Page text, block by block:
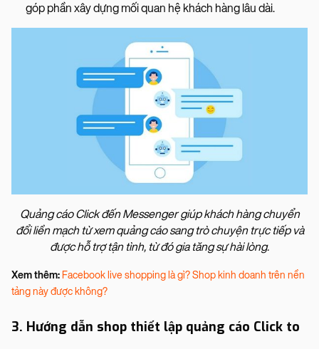
góp phần xây dựng mối quan hệ khách hàng lâu dài.
Quảng cáo Click đến Messenger giúp khách hàng chuyển
đổi liền mạch từ xem quảng cáo sang trò chuyện trực tiếp và
được hỗ trợ tận tình, từ đó gia tăng sự hài lòng.
Xem thêm: Facebook live shopping là gì? Shop kinh doanh trên nền
tảng này được không?
3. Hướng dẫn shop thiết lập quảng cáo Click to